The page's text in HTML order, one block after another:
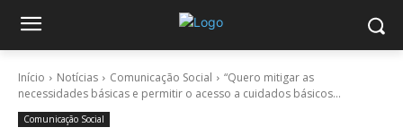
Início Notícias Comunicação Social
“Quero mitigar as
necessidades básicas e permitir o acesso a cuidados básicos...
Comunicação Social